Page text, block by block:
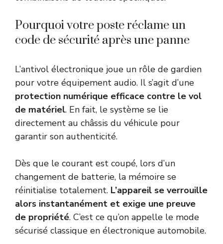
Pourquoi votre poste réclame un
code de sécurité après une panne
L’antivol électronique joue un rôle de gardien
pour votre équipement audio. Il s’agit d’une
protection numérique efficace contre le vol
de matériel. En fait, le système se lie
directement au châssis du véhicule pour
garantir son authenticité.
Dès que le courant est coupé, lors d’un
changement de batterie, la mémoire se
réinitialise totalement. L’appareil se verrouille
alors instantanément et exige une preuve
de propriété. C’est ce qu’on appelle le mode
sécurisé classique en électronique automobile.